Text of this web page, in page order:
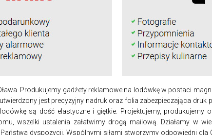
Produkujemy gadżety reklamowe na lodówkę w postaci
jest precyzyjny nadruk oraz folia zabezpieczająca druk
są dość elastyczne i giętkie. Projektujemy,
wszelki ustalenia załatwimy drogą mailową. Działamy w
dyspozycji. Wspólnymi siłami stworzymy odpowiedni dla